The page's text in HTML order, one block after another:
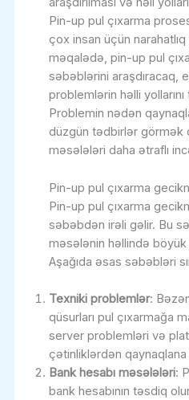
Pin-up pul çıxarma
çox insan üçün
məqalədə, pin-up pul
səbəblərini araşdıracaq,
problemlərin həlli
Problemin nədən
düzgün tədbirlər görmək
məsələləri daha ətraflı
Pin-up pul çıxarma
Pin-up pul çıxarma
səbəbdən irəli gəlir. Bu
məsələnin həllində böyük
Aşağıda əsas səbəbləri
Texniki problemlər:
qüsurları pul çıxarmağa
server problemləri və
çətinliklərdən qaynaqlana
Bank hesabı məsələləri:
bank hesabının təsdiq